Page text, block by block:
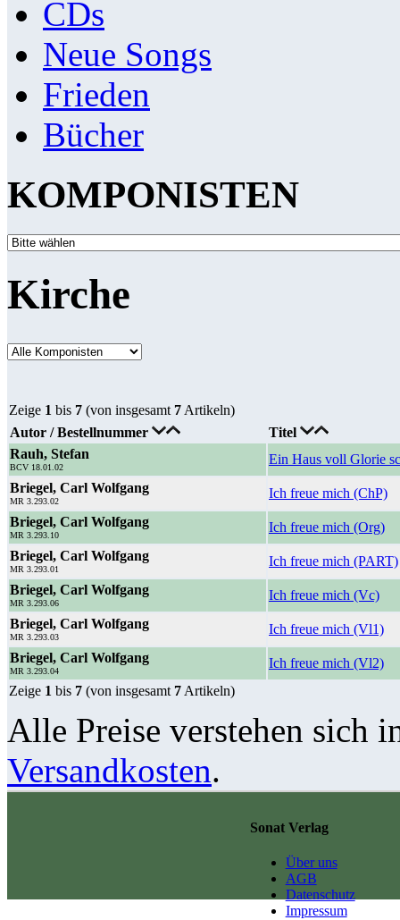
CDs
Neue Songs
Frieden
Bücher
KOMPONISTEN
Kirche
Zeige 1 bis 7 (von insgesamt 7 Artikeln)
Autor / Bestellnummer
Titel
Rauh, Stefan
BCV 18.01.02
Ein Haus voll Glorie
Briegel, Carl Wolfgang
MR 3.293.02
Ich freue mich (ChP)
Briegel, Carl Wolfgang
MR 3.293.10
Ich freue mich (Org)
Briegel, Carl Wolfgang
MR 3.293.01
Ich freue mich (PART)
Briegel, Carl Wolfgang
MR 3.293.06
Ich freue mich (Vc)
Briegel, Carl Wolfgang
MR 3.293.03
Ich freue mich (Vl1)
Briegel, Carl Wolfgang
MR 3.293.04
Ich freue mich (Vl2)
Zeige 1 bis 7 (von insgesamt 7 Artikeln)
Alle Preise verstehen sich
Versandkosten.
Sonat Verlag
Über uns
AGB
Datenschutz
Impressum